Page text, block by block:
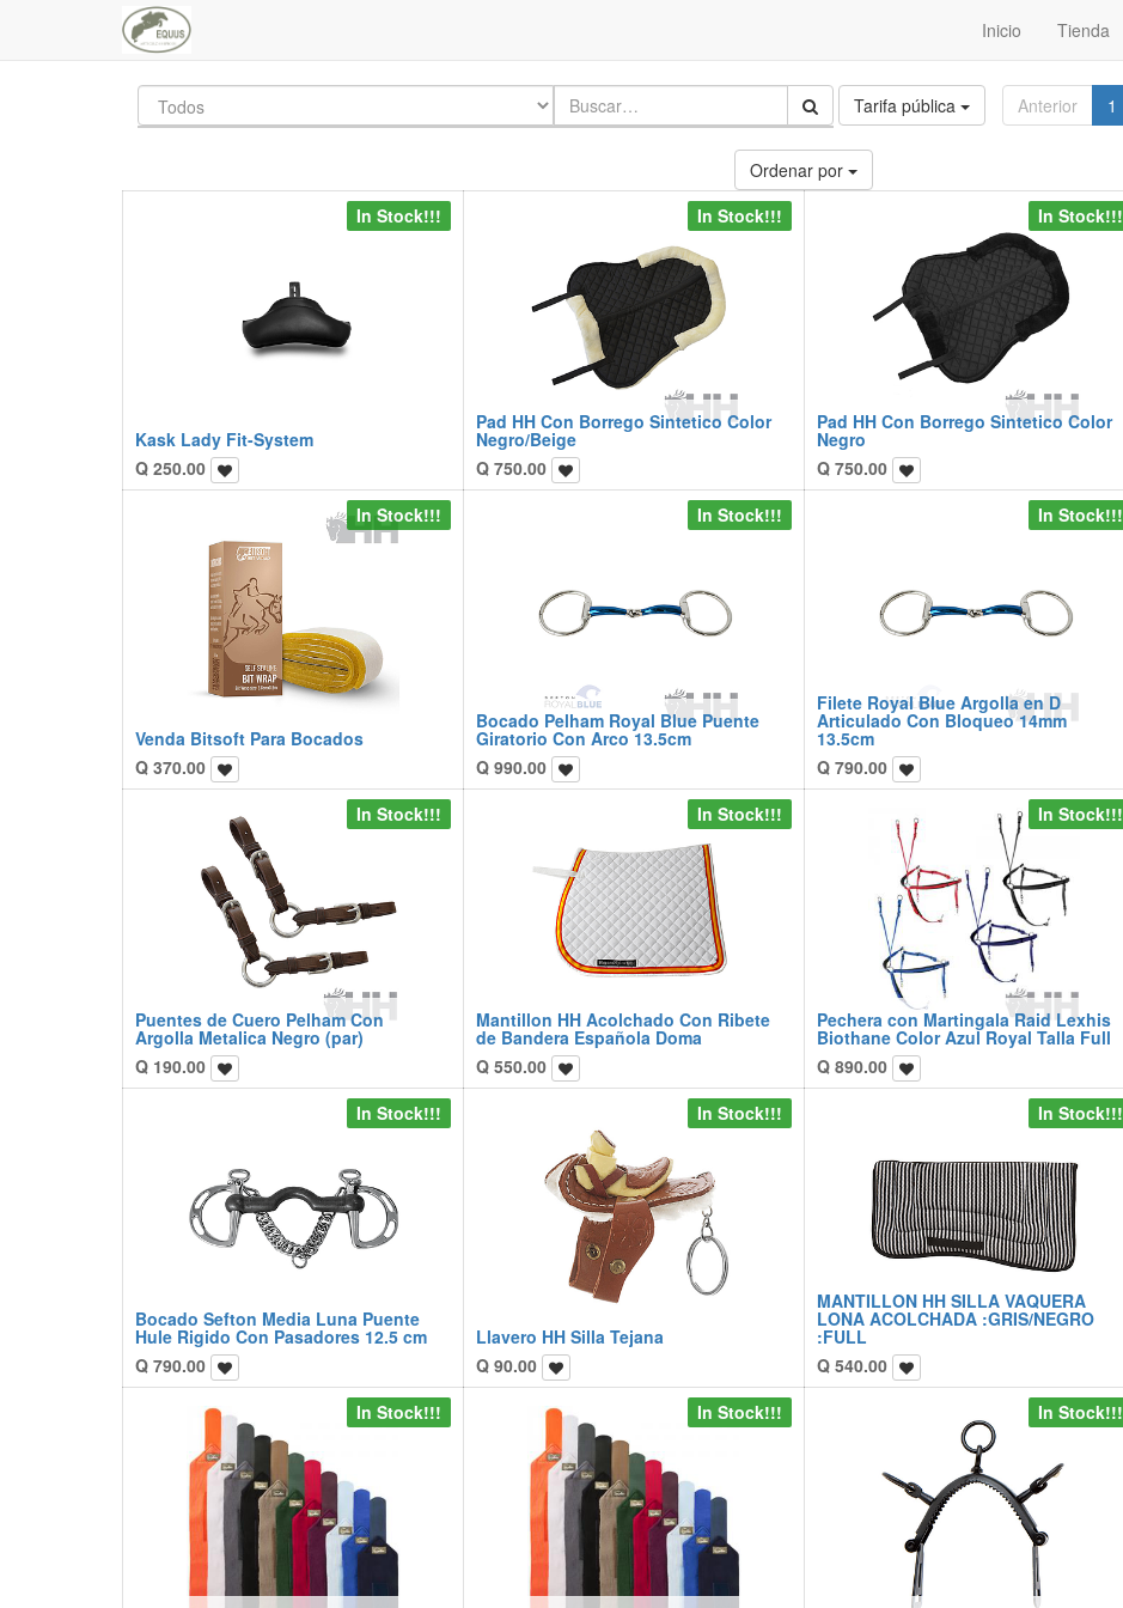
Inicio Tienda
Tarifa pública Anterior 1
Ordenar por
Kask Lady Fit-System
Q 250.00
In Stock!!!
Pad HH Con Borrego Sintetico Color
Negro/Beige
Q 750.00
In Stock!!!
Pad HH Con Borrego Sintetico Color
Negro
Q 750.00
In Stock!!!
Venda Bitsoft Para Bocados
Q 370.00
In Stock!!!
Bocado Pelham Royal Blue Puente
Giratorio Con Arco 13.5cm
Q 990.00
In Stock!!!
Filete Royal Blue Argolla en D
Articulado Con Bloqueo 14mm
13.5cm
Q 790.00
In Stock!!!
Puentes de Cuero Pelham Con
Argolla Metalica Negro (par)
Q 190.00
In Stock!!!
Mantillon HH Acolchado Con Ribete
de Bandera Española Doma
Q 550.00
In Stock!!!
Pechera con Martingala Raid Lexhis
Biothane Color Azul Royal Talla Full
Q 890.00
In Stock!!!
Bocado Sefton Media Luna Puente
Hule Rigido Con Pasadores 12.5 cm
Q 790.00
In Stock!!!
Llavero HH Silla Tejana
Q 90.00
In Stock!!!
MANTILLON HH SILLA VAQUERA
LONA ACOLCHADA :GRIS/NEGRO
:FULL
Q 540.00
In Stock!!!
In Stock!!! In Stock!!! In Stock!!!